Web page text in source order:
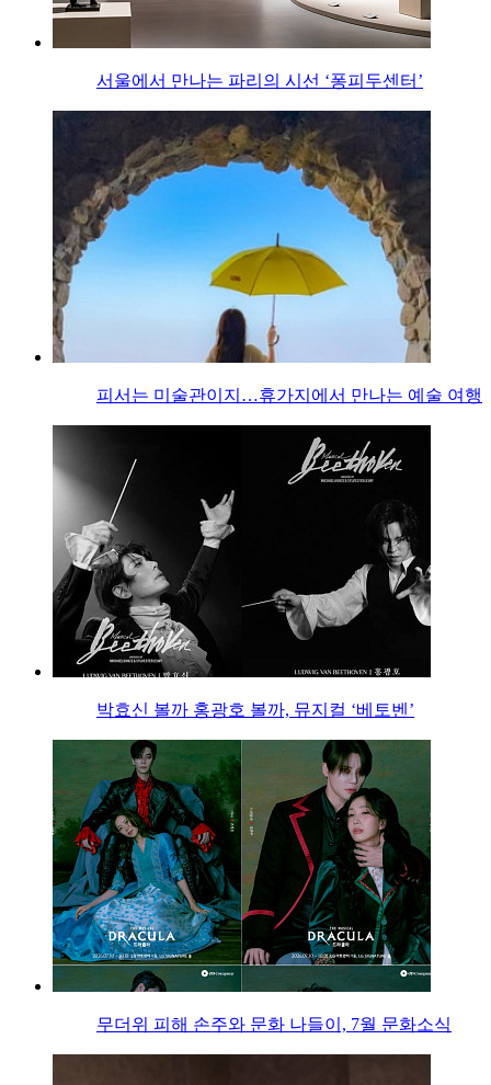
서울에서 만나는 파리의 시선 ‘퐁피두센터’
피서는 미술관이지…휴가지에서 만나는 예술 여행
박효신 볼까 홍광호 볼까, 뮤지컬 ‘베토벤’
무더위 피해 손주와 문화 나들이, 7월 문화소식